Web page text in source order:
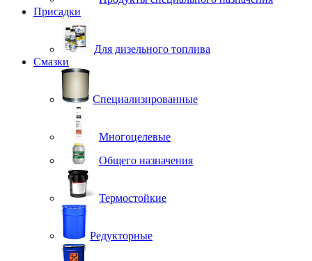
Присадки
Для дизельного топлива
Смазки
Специализированные
Многоцелевые
Общего назначения
Термостойкие
Редукторные